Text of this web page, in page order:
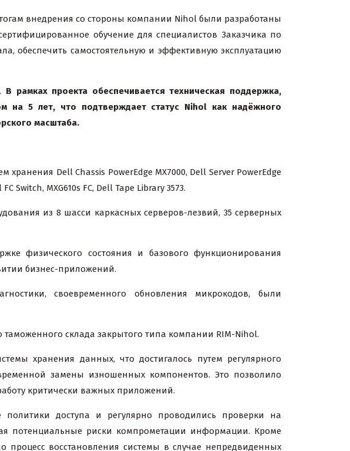
внедрения со стороны компании Nihol были разработаны
обучение для специалистов Заказчика по
обеспечить самостоятельную и эффективную эксплуатацию
В рамках проекта обеспечивается техническая поддержка,
на 5 лет, что подтверждает статус Nihol как надёжного
масштаба.
Dell Chassis PowerEdge MX7000, Dell Server PowerEdge
Switch, MXG610s FC, Dell Tape Library 3573.
из 8 шасси каркасных серверов-лезвий, 35 серверных
физического состояния и базового функционирования
бизнес-приложений.
своевременного обновления микрокодов, были
таможенного склада закрытого типа компании RIM-Nihol.
хранения данных, что достигалось путем регулярного
замены изношенных компонентов. Это позволило
критически важных приложений.
доступа и регулярно проводились проверки на
потенциальные риски компрометации информации. Кроме
процесс восстановления системы в случае непредвиденных